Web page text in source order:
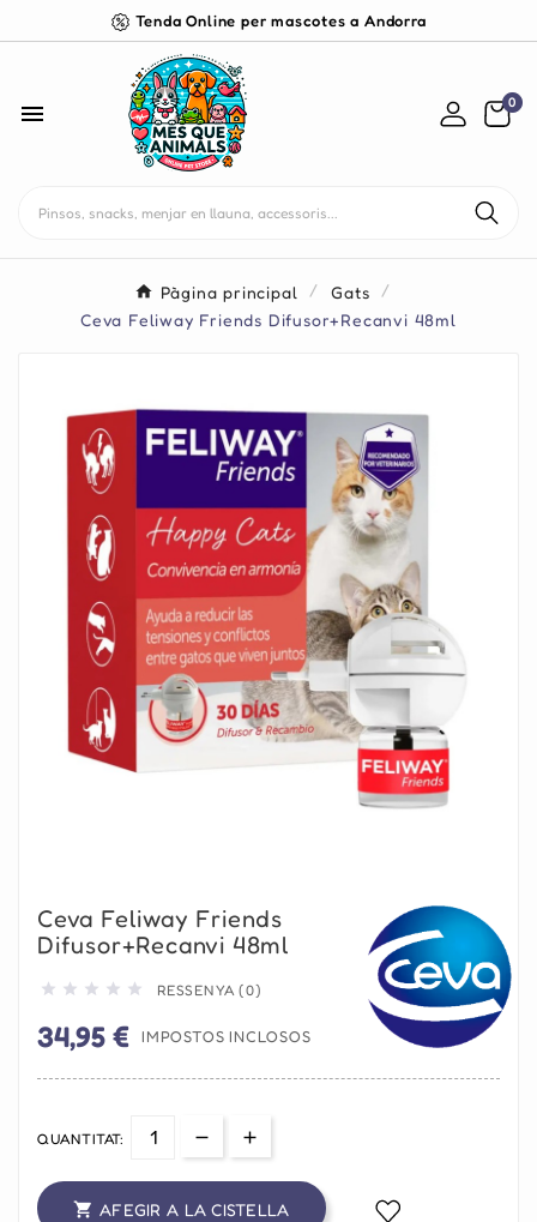
Tenda Online per mascotes a Andorra
 0
Pàgina principal
Gats
Ceva Feliway Friends Difusor+Recanvi 48ml
Ceva Feliway Friends
Difusor+Recanvi 48ml
     RESSENYA (0)
34,95 € IMPOSTOS INCLOSOS
QUANTITAT:
 AFEGIR A LA CISTELLA